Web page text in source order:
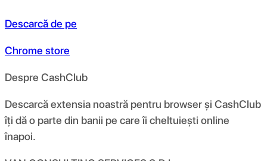
Descarcă de pe
Chrome store
Despre CashClub
Descarcă extensia noastră pentru browser și CashClub
îți dă o parte din banii pe care îi cheltuiești online
înapoi.